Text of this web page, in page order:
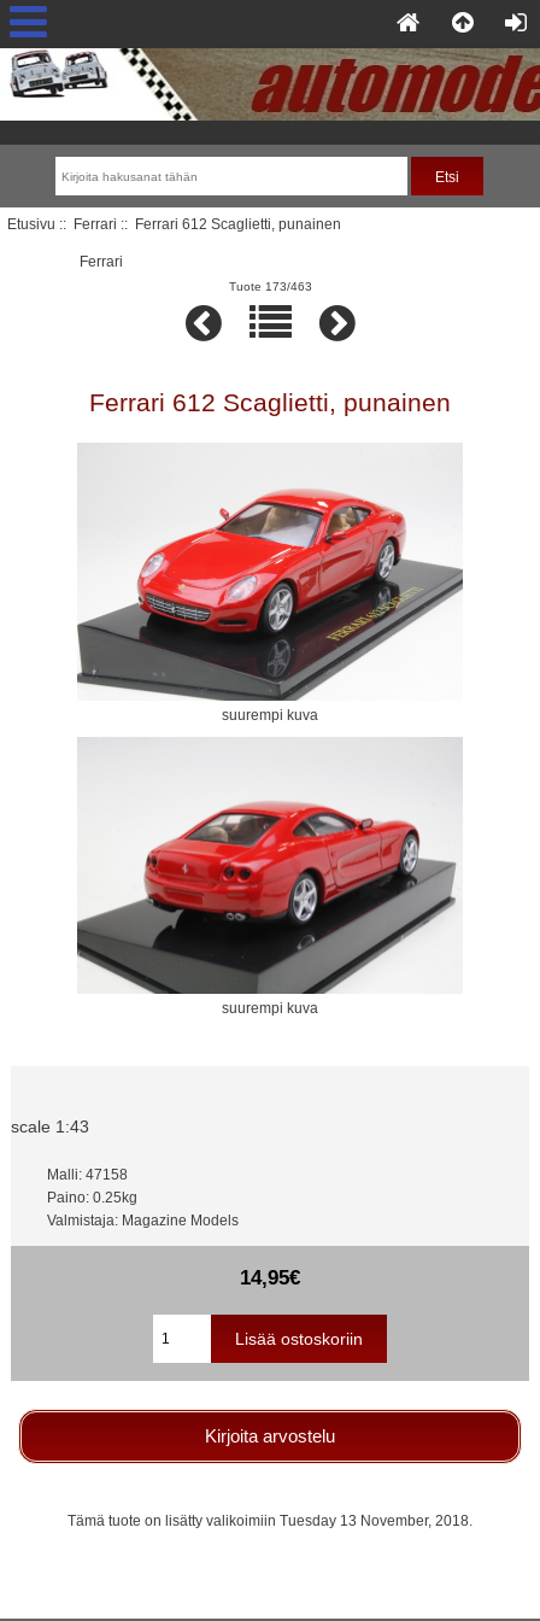
Etusivu :: Ferrari :: Ferrari 612 Scaglietti, punainen
Ferrari
Tuote 173/463
Ferrari 612 Scaglietti, punainen
suurempi kuva
suurempi kuva
scale 1:43
Malli: 47158
Paino: 0.25kg
Valmistaja: Magazine Models
14,95€
Kirjoita arvostelu
Tämä tuote on lisätty valikoimiin Tuesday 13 November, 2018.